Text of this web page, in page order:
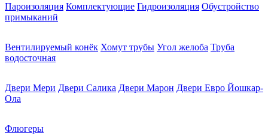
Пароизоляция Комплектующие Гидроизоляция Обустройство
примыканий
Вентилируемый конёк Хомут трубы Угол желоба Труба
водосточная
Двери Мери Двери Салика Двери Марон Двери Евро Йошкар-
Ола
Флюгеры